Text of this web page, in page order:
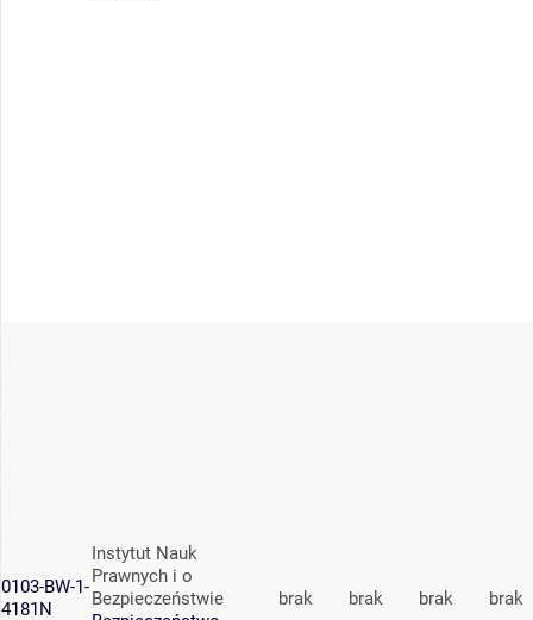
0103-BW-1-
4181N
Instytut Nauk
Prawnych i o
Bezpieczeństwie
brak brak brak brak